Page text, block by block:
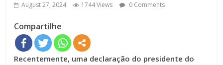
August 27, 2024 1744 Views 0 Comments
Compartilhe
Recentemente, uma declaração do presidente do